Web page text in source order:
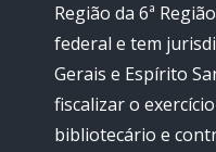
Região da 6ª
federal e tem
Gerais e Espírito
fiscalizar o
bibliotecário e